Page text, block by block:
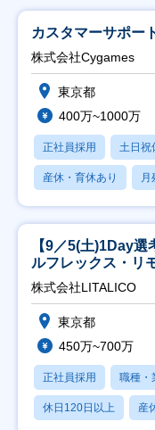
カスタマーサポー
株式会社Cygames
東京都
400万~1000万
正社員採用 土日祝
産休・育休あり 月
【9／5(土)1Day
ルフレックス・リ
株式会社LITALICO
東京都
450万~700万
正社員採用 職種・
休日120日以上 産